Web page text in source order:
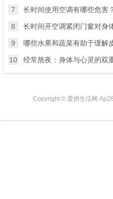
7 长时间使用空调有哪些危害
8 长时间开空调紧闭门窗对身
9 哪些水果和蔬菜有助于缓解
10 经常熬夜：身体与心灵的双
Copyright © 爱拼生活网